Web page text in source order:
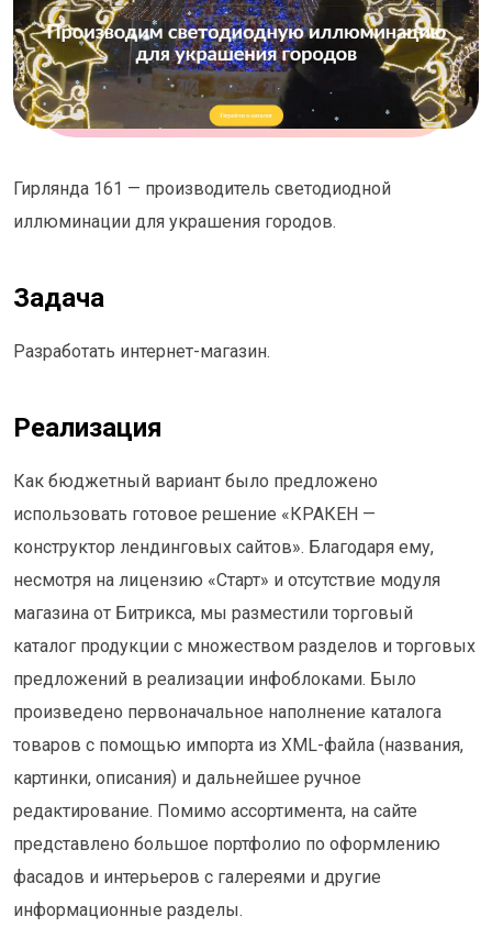
Гирлянда 161 — производитель светодиодной
иллюминации для украшения городов.
Задача
Разработать интернет-магазин.
Реализация
Как бюджетный вариант было предложено
использовать готовое решение «КРАКЕН —
конструктор лендинговых сайтов». Благодаря ему,
несмотря на лицензию «Старт» и отсутствие модуля
магазина от Битрикса, мы разместили торговый
каталог продукции с множеством разделов и торговых
предложений в реализации инфоблоками. Было
произведено первоначальное наполнение каталога
товаров с помощью импорта из XML-файла (названия,
картинки, описания) и дальнейшее ручное
редактирование. Помимо ассортимента, на сайте
представлено большое портфолио по оформлению
фасадов и интерьеров с галереями и другие
информационные разделы.